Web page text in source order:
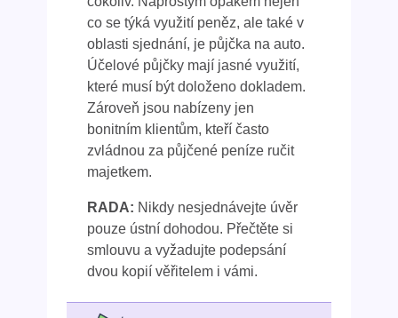
co se týká využití peněz, ale také v
oblasti sjednání, je půjčka na auto.
Účelové půjčky mají jasné využití,
které musí být doloženo dokladem.
Zároveň jsou nabízeny jen
bonitním klientům, kteří často
zvládnou za půjčené peníze ručit
majetkem.
RADA: Nikdy nesjednávejte úvěr
pouze ústní dohodou. Přečtěte si
smlouvu a vyžadujte podepsání
dvou kopií věřitelem i vámi.